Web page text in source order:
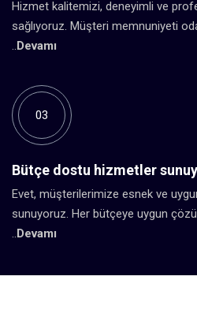
Hizmet kalitemizi, deneyimli ve
sağlıyoruz. Müşteri memnuniyeti
.. Devamı
03
Bütçe dostu hizmetler
Evet, müşterilerimize esnek ve
sunuyoruz. Her bütçeye uygun
.. Devamı